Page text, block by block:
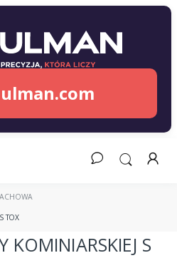
TOX
KOMINIARSKIEJ S